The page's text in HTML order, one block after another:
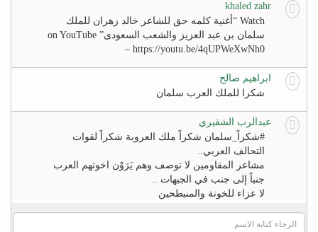
khaled zahr
Watch “أغنية كلمه حق للشاعر خالد زهران للملك
سلمان بن عبد العزيز والشعب السعودى” on YouTube
– https://youtu.be/4qUPWeXwNh0
ابراهيم صالح
شكرا للملك العرب سلمان
عبدالرب الشقيري
#‏شكراً_سلمان‬ شكراً ملك العروبة شكراً لقوات
التحالف العربي..
مشاعر المقاومين لا توصف وهم يَرَوْن اخوتهم العرب
جنباً إلى جنب في الجبهات ..
لا عزاء للخونة والمنبطحين